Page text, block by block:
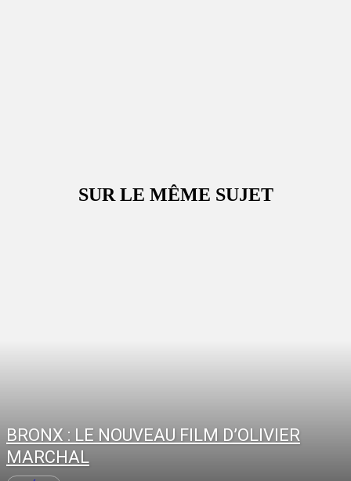
SUR LE MÊME SUJET
BRONX : LE NOUVEAU FILM D’OLIVIER
MARCHAL